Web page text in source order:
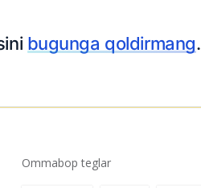
Ommabop teglar